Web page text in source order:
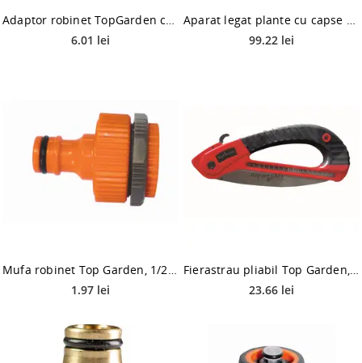
6.01 lei
99.22 lei
Mufa robinet Top Garden, 1/2 - 3/4
1.97 lei
Fierastrau pliabil Top Garden, 180 mm
23.66 lei